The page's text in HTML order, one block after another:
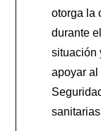
otorga la
durante
situación
apoyar al